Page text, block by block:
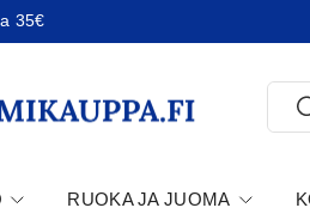
RUOKA JA JUOMA